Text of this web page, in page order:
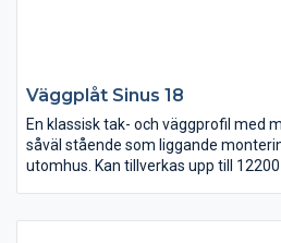
Väggplåt Sinus 18
En klassisk tak- och väggprofil med
såväl stående som liggande
utomhus. Kan tillverkas upp till